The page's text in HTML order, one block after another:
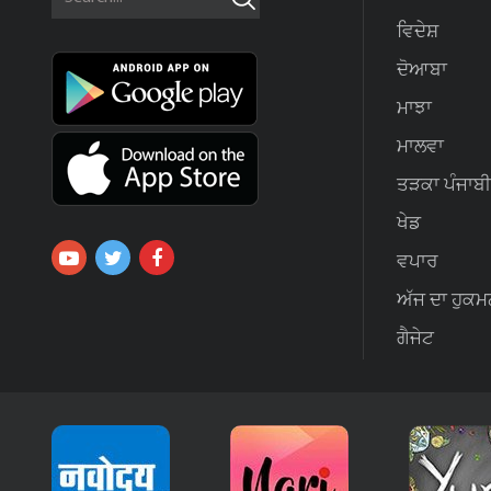
ਵਿਦੇਸ਼
ਦੋਆਬਾ
ਮਾਝਾ
ਮਾਲਵਾ
ਤੜਕਾ ਪੰਜਾਬੀ
ਖੇਡ
ਵਪਾਰ
ਅੱਜ ਦਾ
ਗੈਜੇਟ